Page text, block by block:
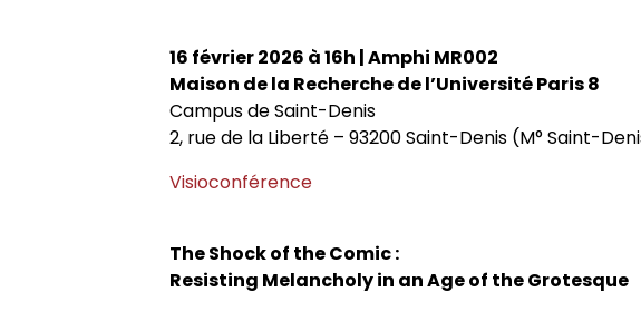
Contacts
Jeune recherche
Interventions extérieures
Autres événements
16 février 2026 à 16h | Amphi MR002
Maison de la Recherche de l’Université Paris 8
Campus de Saint-Denis
2, rue de la Liberté – 93200 Saint-Denis (M° Saint-
Visioconférence
The Shock of the Comic :
Resisting Melancholy in an Age of the Grotesque